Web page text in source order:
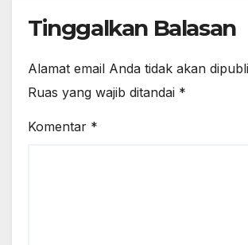
Tinggalkan Balasan
Alamat email Anda tidak akan
Ruas yang wajib ditandai *
Komentar *